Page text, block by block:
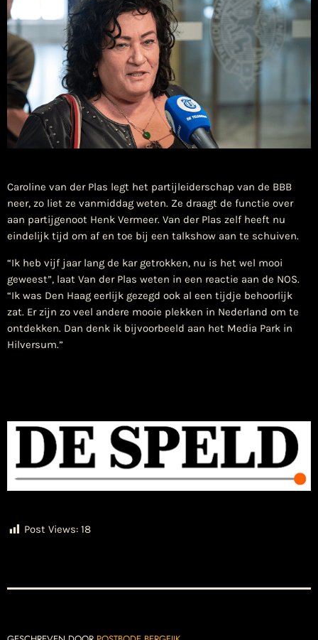
​Caroline van der Plas legt het partijleiderschap van de BBB
neer, zo liet ze vanmiddag weten. Ze draagt de functie over
aan partijgenoot Henk Vermeer. Van der Plas zelf heeft nu
eindelijk tijd om af en toe bij een talkshow aan te schuiven.
“Ik heb vijf jaar lang de kar getrokken, nu is het wel mooi
geweest”, laat Van der Plas weten in een reactie aan de NOS.
“Ik was Den Haag eerlijk gezegd ook al een tijdje behoorlijk
zat. Er zijn zo veel andere mooie plekken in Nederland om te
ontdekken. Dan denk ik bijvoorbeeld aan het Media Park in
Hilversum.”
Post Views: 18